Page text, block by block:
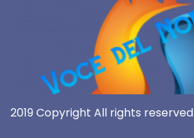
2019 Copyright All rights reserved